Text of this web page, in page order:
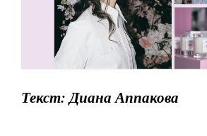
Текст: Диана Аппакова